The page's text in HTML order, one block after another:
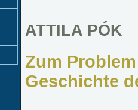
ATTILA PÓK
Zum
Geschichte